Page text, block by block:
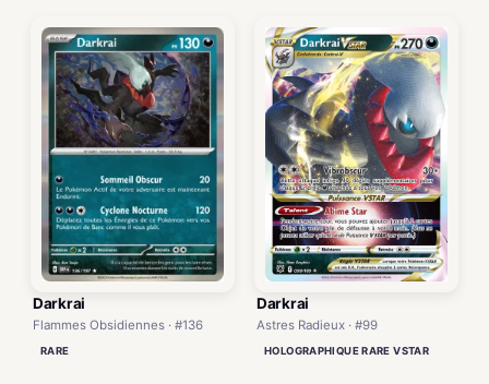
Darkrai
Flammes Obsidiennes · #136
RARE
Darkrai
Astres Radieux · #99
HOLOGRAPHIQUE RARE VSTAR